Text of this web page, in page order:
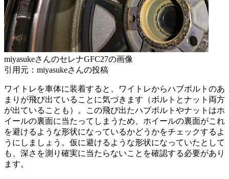
miyasukeさんのセレナGFC27の画像
引用元：miyasukeさんの投稿
ワイトレを車体に装着すると、ワイトレからハブボルトのあ
まりが飛び出ていることに気づきます（ボルトとナット両方
が出ていることも）。この飛び出たハブボルトやナットはホ
イールの裏面に当たってしまうため、ホイールの裏面がこれ
を避けるような形状になっているかどうかをチェックするよ
うにしましょう。仮に避けるような形状になっていたとして
も、深さを測り確実に当たらないことを確認する必要があり
ます。